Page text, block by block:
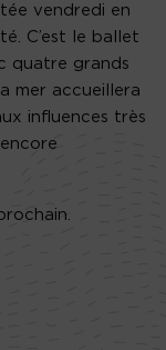
vendredi en
C’est le ballet
quatre grands
mer accueillera
influences très